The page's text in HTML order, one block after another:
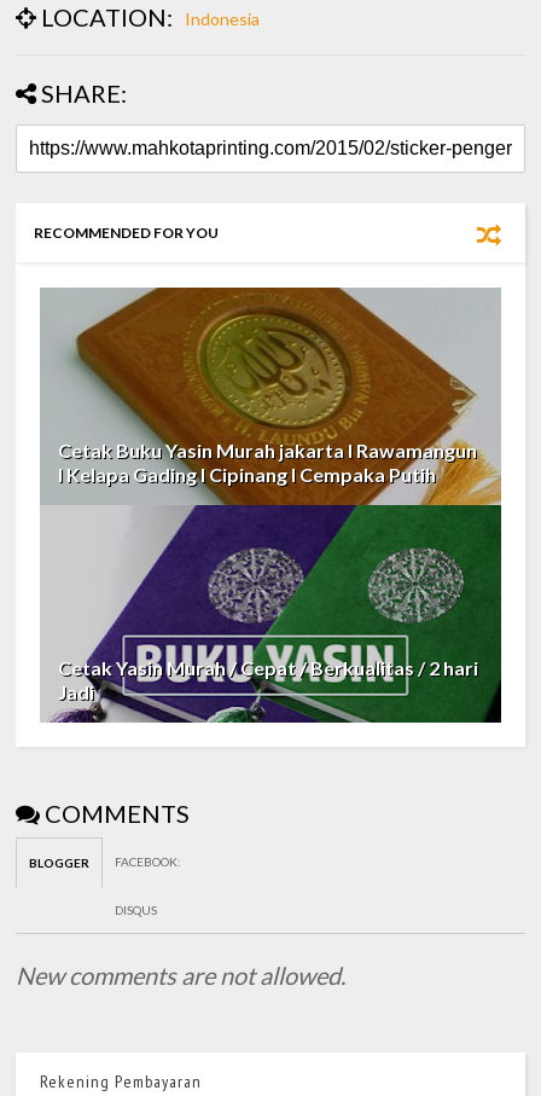
LOCATION: Indonesia
SHARE:
RECOMMENDED FOR YOU
Cetak Buku Yasin Murah jakarta I Rawamangun
I Kelapa Gading I Cipinang I Cempaka Putih
Cetak Yasin Murah / Cepat / Berkualitas / 2 hari
Jadi
COMMENTS
BLOGGER FACEBOOK:
DISQUS
New comments are not allowed.
Rekening Pembayaran